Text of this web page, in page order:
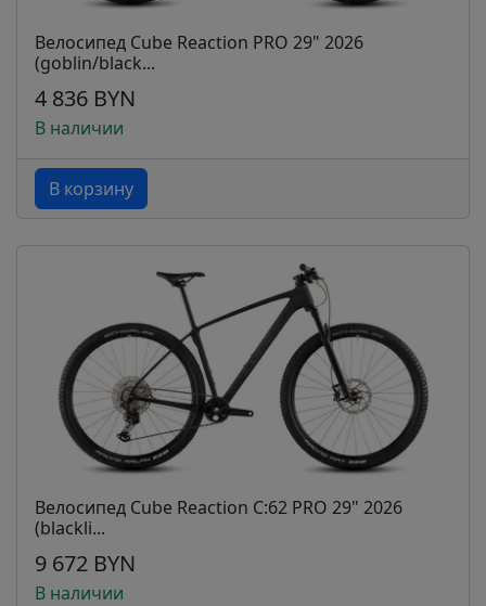
Велосипед Cube Reaction PRO 29" 2026
(goblin/black...
4 836 BYN
В наличии
В корзину
Велосипед Cube Reaction C:62 PRO 29" 2026
(blackli...
9 672 BYN
В наличии